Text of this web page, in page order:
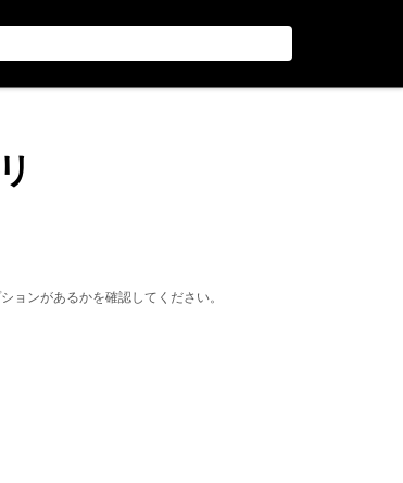
ョンがあるかを確認してください。